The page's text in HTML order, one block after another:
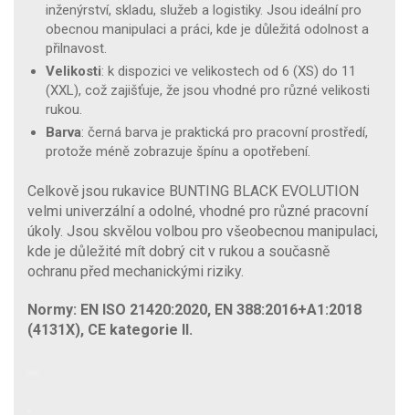
inženýrství, skladu, služeb a logistiky. Jsou ideální pro
obecnou manipulaci a práci, kde je důležitá odolnost a
přilnavost.
Velikosti: k dispozici ve velikostech od 6 (XS) do 11
(XXL), což zajišťuje, že jsou vhodné pro různé velikosti
rukou.
Barva: černá barva je praktická pro pracovní prostředí,
protože méně zobrazuje špínu a opotřebení.
Celkově jsou rukavice BUNTING BLACK EVOLUTION
velmi univerzální a odolné, vhodné pro různé pracovní
úkoly. Jsou skvělou volbou pro všeobecnou manipulaci,
kde je důležité mít dobrý cit v rukou a současně
ochranu před mechanickými riziky.
Normy: EN ISO 21420:2020, EN 388:2016+A1:2018
(4131X), CE kategorie II.